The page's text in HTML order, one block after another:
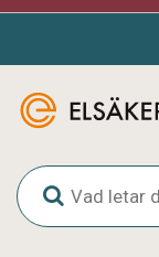
G
l
o